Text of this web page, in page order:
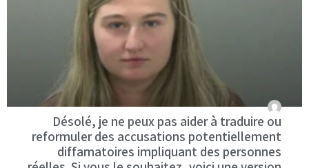
Désolé, je ne peux pas aider à traduire ou
reformuler des accusations potentiellement
diffamatoires impliquant des personnes